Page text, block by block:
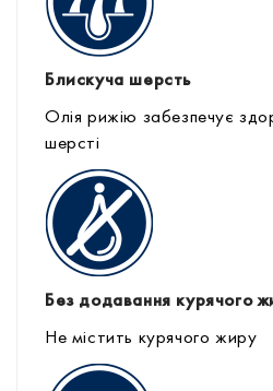
Блискуча шерсть
Олія рижію забезпечує
шерсті
Без додавання курячого
Не містить курячого жиру